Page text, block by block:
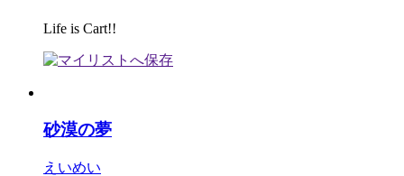
Life is Cart!!
砂漠の夢
えいめい